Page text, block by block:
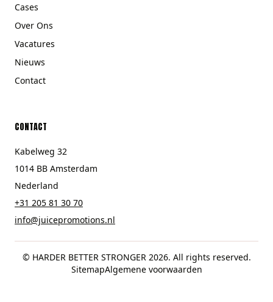
Cases
Over Ons
Vacatures
Nieuws
Contact
CONTACT
Kabelweg 32
1014 BB Amsterdam
Nederland
+31 205 81 30 70
info@juicepromotions.nl
© HARDER BETTER STRONGER 2026. All rights reserved.
SitemapAlgemene voorwaarden